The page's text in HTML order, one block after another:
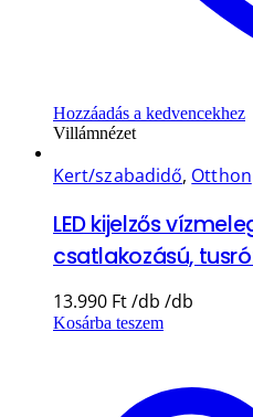
Hozzáadás a kedvencekhez
Villámnézet
Kert/szabadidő, Otthon
LED kijelzős
csatlakozású,
13.990 Ft
Kosárba teszem